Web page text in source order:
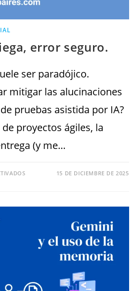
error seguro.
ser paradójico.
mitigar las alucinaciones
pruebas asistida por IA?
proyectos ágiles, la
(y me…
15 DE DICIEMBRE DE 2025